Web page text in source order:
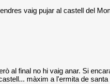
vaig pujar al castell del
al final no hi vaig anar. Si
màxim a l'ermita de santa